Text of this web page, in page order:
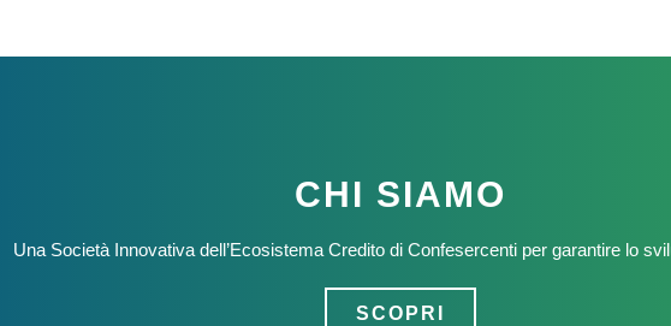
CHI SIAMO
Una Società Innovativa dell’Ecosistema Credito di Confesercenti per garantire lo
SCOPRI